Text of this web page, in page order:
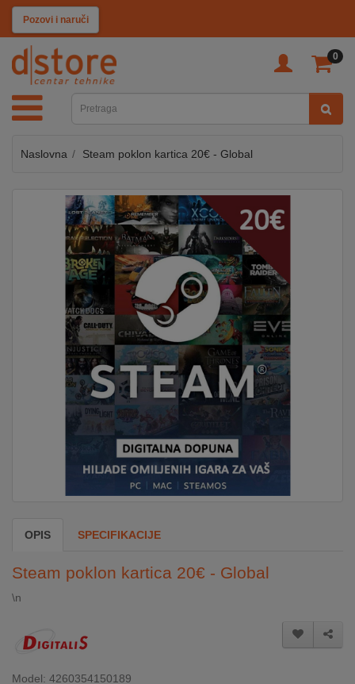
Pozovi i naruči
0
KATEGORIJE
TV
SAT
MOBILNI
KUĆANSKI
KLIMATIZACIJA
PC
GAME
Naslovna Steam poklon kartica 20€ - Global
OPIS SPECIFIKACIJE
Steam poklon kartica 20€ - Global
\n
Model: 4260354150189